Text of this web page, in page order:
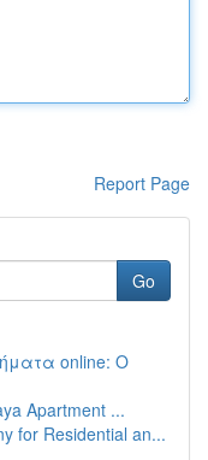
Report Page
Go
online: Ο
Apartment ...
for Residential an...